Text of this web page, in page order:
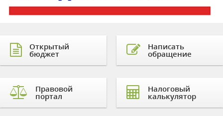
Открытый
бюджет
Правовой
портал
Написать
обращение
Налоговый
калькулятор